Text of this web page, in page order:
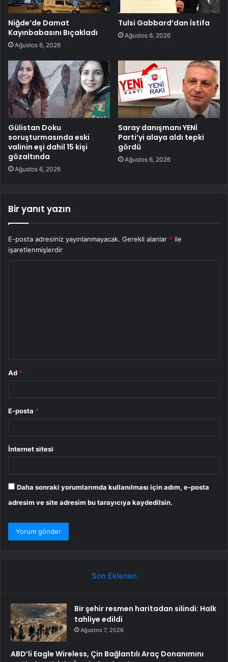
Niğde’de Damat
Kayınbabasını Bıçakladı
Ağustos 6, 2026
Tulsi Gabbard’dan İstifa
Ağustos 6, 2026
Gülistan Doku
soruşturmasında eski
valinin eşi dahil 15 kişi
gözaltında
Ağustos 6, 2026
Saray danışmanı YENİ
Parti’yi alaya aldı tepki
gördü
Ağustos 6, 2026
Bir yanıt yazın
E-posta adresiniz yayınlanmayacak. Gerekli alanlar * ile
işaretlenmişlerdir
Ad *
E-posta *
İnternet sitesi
Daha sonraki yorumlarımda kullanılması için adım, e-posta
adresim ve site adresim bu tarayıcıya kaydedilsin.
Son Eklenen
Bir şehir resmen haritadan silindi: Halk
tahliye edildi
Ağustos 7, 2026
ABD’li Eagle Wireless, Çin Bağlantılı Araç Donanımını